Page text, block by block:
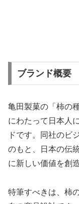
ブランド概要
亀田製菓の「柿の
にわたって日本人
ドです。同社のビ
のもと、日本の伝
に新しい価値を創
特筆すべきは、柿